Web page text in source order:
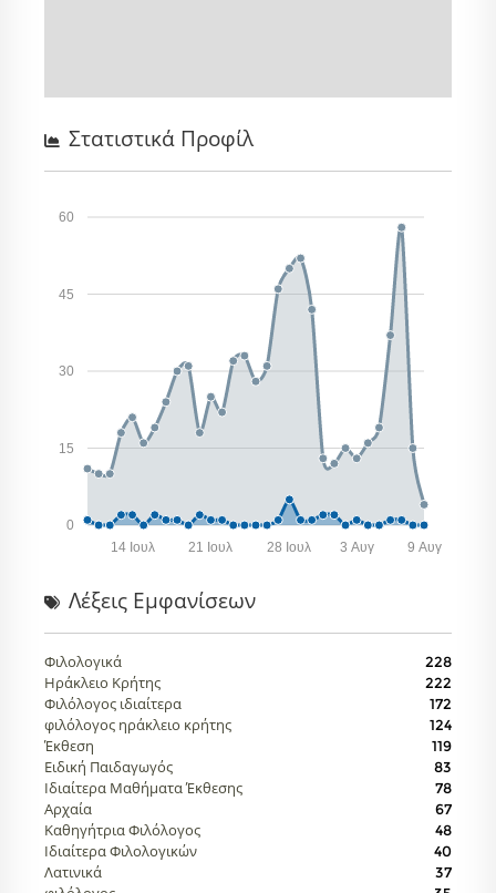
Στατιστικά Προφίλ
0
15
30
45
60
9 Αυγ
3 Αυγ
28 Ιουλ
21 Ιουλ
14 Ιουλ
Λέξεις Eμφανίσεων
Φιλολογικά 228
Ηράκλειο Κρήτης 222
Φιλόλογος ιδιαίτερα 172
φιλόλογος ηράκλειο κρήτης 124
Έκθεση 119
Ειδική Παιδαγωγός 83
Ιδιαίτερα Μαθήματα Έκθεσης 78
Αρχαία 67
Καθηγήτρια Φιλόλογος 48
Ιδιαίτερα Φιλολογικών 40
Λατινικά 37